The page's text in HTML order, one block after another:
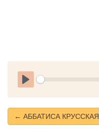
Play
← АББАТИСА КРУССКАЯ